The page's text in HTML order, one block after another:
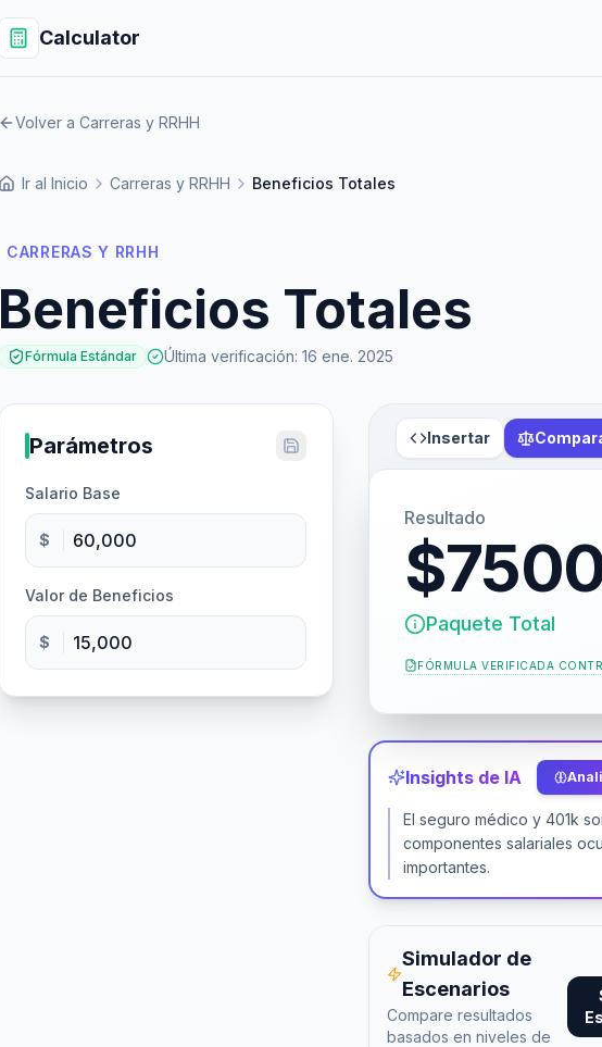
Calculator
Volver a Carreras y RRHH
Ir al Inicio Carreras y RRHH Beneficios Totales
CARRERAS Y RRHH
Beneficios Totales
Fórmula Estándar Última verificación: 16 ene. 2025
Parámetros
Salario Base
$
Valor de Beneficios
$
Insertar
Resultado
Paquete Total
FÓRMULA VERIFICADA
Insights de IA
El seguro médico y 401k
componentes salariales
importantes.
Simulador de
Escenarios
Compare resultados
basados en niveles de